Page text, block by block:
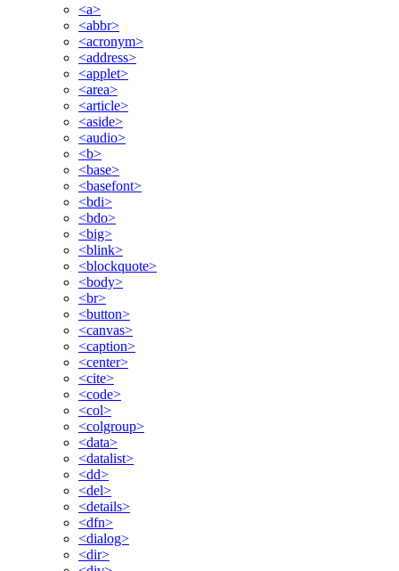
<a>
<abbr>
<acronym>
<address>
<applet>
<area>
<article>
<aside>
<audio>
<b>
<base>
<basefont>
<bdi>
<bdo>
<big>
<blink>
<blockquote>
<body>
<br>
<button>
<canvas>
<caption>
<center>
<cite>
<code>
<col>
<colgroup>
<data>
<datalist>
<dd>
<del>
<details>
<dfn>
<dialog>
<dir>